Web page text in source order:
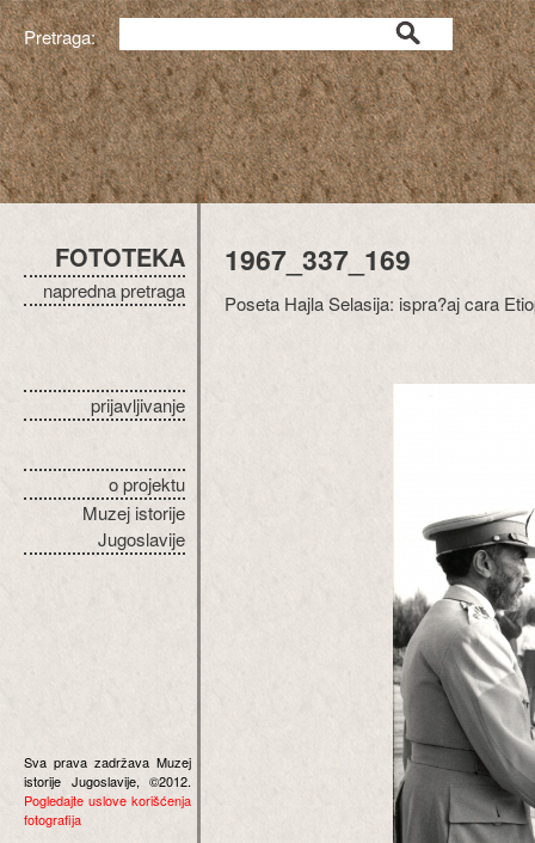
Pretraga:
FOTOTEKA
napredna pretraga
prijavljivanje
o projektu
Muzej istorije
Jugoslavije
Sva prava zadržava Muzej
istorije Jugoslavije, ©2012.
Pogledajte uslove korišćenja
fotografija
1967_337_169
Poseta Hajla Selasija: ispra?aj cara